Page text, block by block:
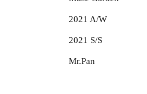
2021 A/W
2021 S/S
Mr.Pan